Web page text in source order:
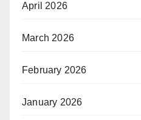
April 2026
March 2026
February 2026
January 2026